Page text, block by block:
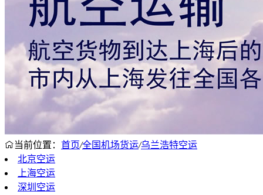
当前位置： 首页/全国机场货运/乌兰浩特空运
北京空运
上海空运
深圳空运